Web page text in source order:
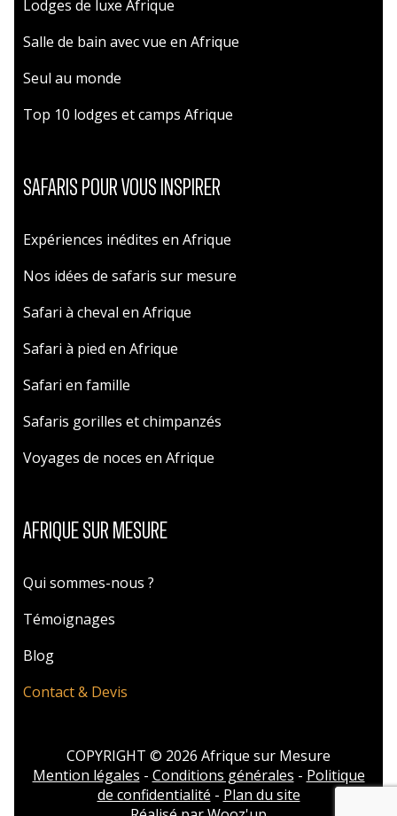
Lodges de luxe Afrique
Salle de bain avec vue en Afrique
Seul au monde
Top 10 lodges et camps Afrique
SAFARIS POUR VOUS INSPIRER
Expériences inédites en Afrique
Nos idées de safaris sur mesure
Safari à cheval en Afrique
Safari à pied en Afrique
Safari en famille
Safaris gorilles et chimpanzés
Voyages de noces en Afrique
AFRIQUE SUR MESURE
Qui sommes-nous ?
Témoignages
Blog
Contact & Devis
COPYRIGHT © 2026 Afrique sur Mesure
Mention légales - Conditions générales - Politique
de confidentialité - Plan du site